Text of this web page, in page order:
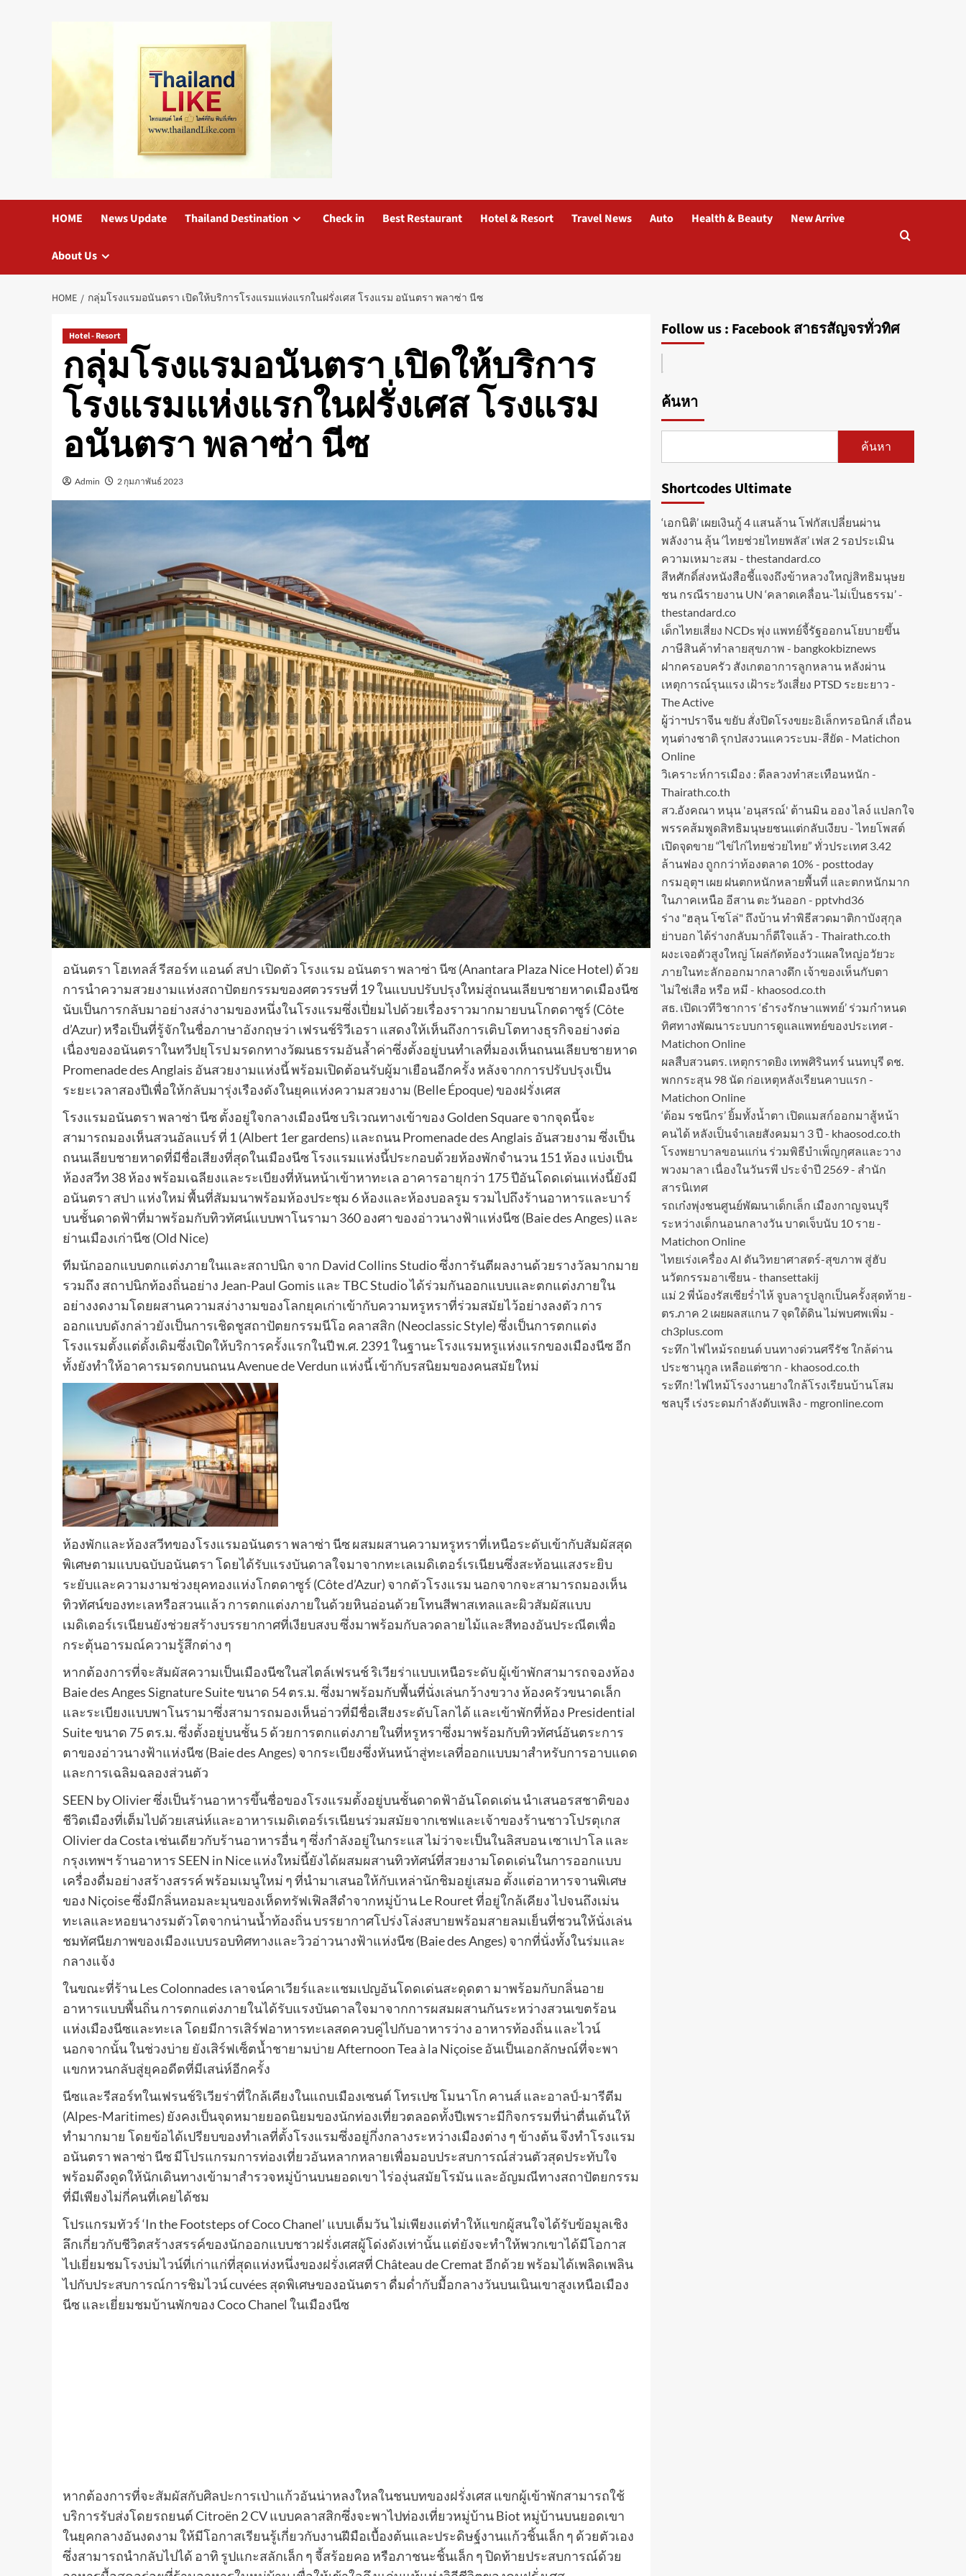
HOME News Update Thailand Destination Check in Best Restaurant Hotel & Resort Travel News Auto Health & Beauty New Arrive
About Us
HOME กลุ่มโรงแรมอนันตรา เปิดให้บริการโรงแรมแห่งแรกในฝรั่งเศส โรงแรม อนันตรา พลาซ่า นีซ
Hotel - Resort
กลุ่มโรงแรมอนันตรา เปิดให้บริการ
โรงแรมแห่งแรกในฝรั่งเศส โรงแรม
อนันตรา พลาซ่า นีซ
Admin 2 กุมภาพันธ์ 2023
อนันตรา โฮเทลส์ รีสอร์ท แอนด์ สปา เปิดตัวโรงแรม อนันตรา พลาซ่า นีซ(Anantara Plaza Nice Hotel) ด้วย
การนำความสวยงามแห่งสถาปัตยกรรมของศตวรรษที่ 19 ในแบบปรับปรุงใหม่สู่ถนนเลียบชายหาดเมืองนีซ
นับเป็นการกลับมาอย่างสง่างามของหนึ่งในโรงแรมซึ่งเปี่ยมไปด้วยเรื่องราวมากมายบนโกตดาซูร์ (Côte
d’Azur) หรือเป็นที่รู้จักในชื่อภาษาอังกฤษว่า เฟรนช์ริวีเอรา แสดงให้เห็นถึงการเติบโตทางธุรกิจอย่างต่อ
เนื่องของอนันตราในทวีปยุโรป มรดกทางวัฒนธรรมอันล้ำค่าซึ่งตั้งอยู่บนทำเลที่มองเห็นถนนเลียบชายหาด
Promenade des Anglais อันสวยงามแห่งนี้ พร้อมเปิดต้อนรับผู้มาเยือนอีกครั้ง หลังจากการปรับปรุงเป็น
ระยะเวลาสองปีเพื่อให้กลับมารุ่งเรืองดังในยุคแห่งความสวยงาม (Belle Époque) ของฝรั่งเศส
โรงแรมอนันตรา พลาซ่า นีซ ตั้งอยู่ใจกลางเมืองนีซ บริเวณทางเข้าของ Golden Square จากจุดนี้จะ
สามารถมองเห็นสวนอัลแบร์ ที่ 1 (Albert 1er gardens) และถนน Promenade des Anglais อันสวยงาม ซึ่งเป็น
ถนนเลียบชายหาดที่มีชื่อเสียงที่สุดในเมืองนีซ โรงแรมแห่งนี้ประกอบด้วยห้องพักจำนวน 151 ห้อง แบ่งเป็น
ห้องสวีท 38 ห้อง พร้อมเฉลียงและระเบียงที่หันหน้าเข้าหาทะเล อาคารอายุกว่า 175 ปีอันโดดเด่นแห่งนี้ยังมี
อนันตรา สปา แห่งใหม่ พื้นที่สัมมนาพร้อมห้องประชุม 6 ห้องและห้องบอลรูม รวมไปถึงร้านอาหารและบาร์
บนชั้นดาดฟ้าที่มาพร้อมกับทิวทัศน์แบบพาโนรามา 360 องศา ของอ่าวนางฟ้าแห่งนีซ (Baie des Anges) และ
ย่านเมืองเก่านีซ (Old Nice)
ทีมนักออกแบบตกแต่งภายในและสถาปนิก จาก David Collins Studio ซึ่งการันตีผลงานด้วยรางวัลมากมาย
รวมถึง สถาปนิกท้องถิ่นอย่าง Jean-Paul Gomis และ TBC Studio ได้ร่วมกันออกแบบและตกแต่งภายใน
อย่างงดงามโดยผสานความสง่างามของโลกยุคเก่าเข้ากับความหรูหราที่ร่วมสมัยไว้อย่างลงตัว การ
ออกแบบดังกล่าวยังเป็นการเชิดชูสถาปัตยกรรมนีโอ คลาสสิก (Neoclassic Style) ซึ่งเป็นการตกแต่ง
โรงแรมตั้งแต่ดั้งเดิมซึ่งเปิดให้บริการครั้งแรกในปี พ.ศ. 2391 ในฐานะโรงแรมหรูแห่งแรกของเมืองนีซ อีก
ทั้งยังทำให้อาคารมรดกบนถนน Avenue de Verdun แห่งนี้ เข้ากับรสนิยมของคนสมัยใหม่
ห้องพักและห้องสวีทของโรงแรมอนันตรา พลาซ่า นีซ ผสมผสานความหรูหราที่เหนือระดับเข้ากับสัมผัสสุด
พิเศษตามแบบฉบับอนันตรา โดยได้รับแรงบันดาลใจมาจากทะเลเมดิเตอร์เรเนียนซึ่งสะท้อนแสงระยิบ
ระยับและความงามช่วงยุคทองแห่งโกตดาซูร์ (Côte d’Azur) จากตัวโรงแรม นอกจากจะสามารถมองเห็น
ทิวทัศน์ของทะเลหรือสวนแล้ว การตกแต่งภายในด้วยหินอ่อนด้วยโทนสีพาสเทลและผิวสัมผัสแบบ
เมดิเตอร์เรเนียนยังช่วยสร้างบรรยากาศที่เงียบสงบ ซึ่งมาพร้อมกับลวดลายไม้และสีทองอันประณีตเพื่อ
กระตุ้นอารมณ์ความรู้สึกต่าง ๆ
หากต้องการที่จะสัมผัสความเป็นเมืองนีซในสไตล์เฟรนช์ ริเวียร่าแบบเหนือระดับ ผู้เข้าพักสามารถจองห้อง
Baie des Anges Signature Suite ขนาด 54 ตร.ม. ซึ่งมาพร้อมกับพื้นที่นั่งเล่นกว้างขวาง ห้องครัวขนาดเล็ก
และระเบียงแบบพาโนรามาซึ่งสามารถมองเห็นอ่าวที่มีชื่อเสียงระดับโลกได้ และเข้าพักที่ห้อง Presidential
Suite ขนาด 75 ตร.ม. ซึ่งตั้งอยู่บนชั้น 5 ด้วยการตกแต่งภายในที่หรูหราซึ่งมาพร้อมกับทิวทัศน์อันตระการ
ตาของอ่าวนางฟ้าแห่งนีซ (Baie des Anges) จากระเบียงซึ่งหันหน้าสู่ทะเลที่ออกแบบมาสำหรับการอาบแดด
และการเฉลิมฉลองส่วนตัว
SEEN by Olivier ซึ่งเป็นร้านอาหารขึ้นชื่อของโรงแรมตั้งอยู่บนชั้นดาดฟ้าอันโดดเด่น นำเสนอรสชาติของ
ชีวิตเมืองที่เต็มไปด้วยเสน่ห์และอาหารเมดิเตอร์เรเนียนร่วมสมัยจากเชฟและเจ้าของร้านชาวโปรตุเกส
Olivier da Costa เช่นเดียวกับร้านอาหารอื่น ๆ ซึ่งกำลังอยู่ในกระแส ไม่ว่าจะเป็นในลิสบอน เซาเปาโล และ
กรุงเทพฯ ร้านอาหาร SEEN in Nice แห่งใหม่นี้ยังได้ผสมผสานทิวทัศน์ที่สวยงามโดดเด่นในการออกแบบ
เครื่องดื่มอย่างสร้างสรรค์ พร้อมเมนูใหม่ ๆ ที่นำมาเสนอให้กับเหล่านักชิมอยู่เสมอ ตั้งแต่อาหารจานพิเศษ
ของ Niçoise ซึ่งมีกลิ่นหอมละมุนของเห็ดทรัฟเฟิลสีดำจากหมู่บ้าน Le Rouret ที่อยู่ใกล้เคียง ไปจนถึงเม่น
ทะเลและหอยนางรมตัวโตจากน่านน้ำท้องถิ่น บรรยากาศโปร่งโล่งสบายพร้อมสายลมเย็นที่ชวนให้นั่งเล่น
ชมทัศนียภาพของเมืองแบบรอบทิศทางและวิวอ่าวนางฟ้าแห่งนีซ (Baie des Anges) จากที่นั่งทั้งในร่มและ
กลางแจ้ง
ในขณะที่ร้าน Les Colonnades เลาจน์คาเวียร์และแชมเปญอันโดดเด่นสะดุดตา มาพร้อมกับกลิ่นอาย
อาหารแบบพื้นถิ่น การตกแต่งภายในได้รับแรงบันดาลใจมาจากการผสมผสานกันระหว่างสวนเขตร้อน
แห่งเมืองนีซและทะเล โดยมีการเสิร์ฟอาหารทะเลสดควบคู่ไปกับอาหารว่าง อาหารท้องถิ่น และไวน์
นอกจากนั้น ในช่วงบ่าย ยังเสิร์ฟเซ็ตน้ำชายามบ่าย Afternoon Tea à la Niçoise อันเป็นเอกลักษณ์ที่จะพา
แขกหวนกลับสู่ยุคอดีตที่มีเสน่ห์อีกครั้ง
นีซและรีสอร์ทในเฟรนช์ริเวียร่าที่ใกล้เคียงในแถบเมืองเซนต์ โทรเปซ โมนาโก คานส์ และอาลป์-มารีตีม
(Alpes-Maritimes) ยังคงเป็นจุดหมายยอดนิยมของนักท่องเที่ยวตลอดทั้งปีเพราะมีกิจกรรมที่น่าตื่นเต้นให้
ทำมากมาย โดยข้อได้เปรียบของทำเลที่ตั้งโรงแรมซึ่งอยู่กึ่งกลางระหว่างเมืองต่าง ๆ ข้างต้น จึงทำโรงแรม
อนันตรา พลาซ่า นีซ มีโปรแกรมการท่องเที่ยวอันหลากหลายเพื่อมอบประสบการณ์ส่วนตัวสุดประทับใจ
พร้อมดึงดูดให้นักเดินทางเข้ามาสำรวจหมู่บ้านบนยอดเขา ไร่องุ่นสมัยโรมัน และอัญมณีทางสถาปัตยกรรม
ที่มีเพียงไม่กี่คนที่เคยได้ชม
โปรแกรมทัวร์ ‘In the Footsteps of Coco Chanel’ แบบเต็มวัน ไม่เพียงแต่ทำให้แขกผู้สนใจได้รับข้อมูลเชิง
ลึกเกี่ยวกับชีวิตสร้างสรรค์ของนักออกแบบชาวฝรั่งเศสผู้โด่งดังเท่านั้น แต่ยังจะทำให้พวกเขาได้มีโอกาส
ไปเยี่ยมชมโรงบ่มไวน์ที่เก่าแก่ที่สุดแห่งหนึ่งของฝรั่งเศสที่ Château de Cremat อีกด้วย พร้อมได้เพลิดเพลิน
ไปกับประสบการณ์การชิมไวน์ cuvées สุดพิเศษของอนันตรา ดื่มด่ำกับมื้อกลางวันบนเนินเขาสูงเหนือเมือง
นีซ และเยี่ยมชมบ้านพักของ Coco Chanel ในเมืองนีซ
หากต้องการที่จะสัมผัสกับศิลปะการเป่าแก้วอันน่าหลงใหลในชนบทของฝรั่งเศส แขกผู้เข้าพักสามารถใช้
บริการรับส่งโดยรถยนต์ Citroën 2 CV แบบคลาสสิกซึ่งจะพาไปท่องเที่ยวหมู่บ้าน Biot หมู่บ้านบนยอดเขา
ในยุคกลางอันงดงาม ให้มีโอกาสเรียนรู้เกี่ยวกับงานฝีมือเบื้องต้นและประดิษฐ์งานแก้วชิ้นเล็ก ๆ ด้วยตัวเอง
ซึ่งสามารถนำกลับไปได้ อาทิ รูปแกะสลักเล็ก ๆ จี้สร้อยคอ หรือภาชนะชิ้นเล็ก ๆ ปิดท้ายประสบการณ์ด้วย
Follow us : Facebook สาธรสัญจรทั่วทิศ
ค้นหา
ค้นหา
Shortcodes Ultimate
‘เอกนิติ’ เผยเงินกู้ 4 แสนล้าน โฟกัสเปลี่ยนผ่าน
พลังงาน ลุ้น ‘ไทยช่วยไทยพลัส’ เฟส 2 รอประเมิน
ความเหมาะสม - thestandard.co
สีหศักดิ์ส่งหนังสือชี้แจงถึงข้าหลวงใหญ่สิทธิมนุษย
ชน กรณีรายงาน UN ‘คลาดเคลื่อน-ไม่เป็นธรรม’ -
thestandard.co
เด็กไทยเสี่ยง NCDs พุ่ง แพทย์จี้รัฐออกนโยบายขึ้น
ภาษีสินค้าทำลายสุขภาพ - bangkokbiznews
ฝากครอบครัว สังเกตอาการลูกหลาน หลังผ่าน
เหตุการณ์รุนแรง เฝ้าระวังเสี่ยง PTSD ระยะยาว -
The Active
ผู้ว่าฯปราจีน ขยับ สั่งปิดโรงขยะอิเล็กทรอนิกส์ เถื่อน
ทุนต่างชาติ รุกป่สงวนแควระบม-สียัด - Matichon
Online
วิเคราะห์การเมือง : ดีลลวงทำสะเทือนหนัก -
Thairath.co.th
สว.อังคณา หนุน 'อนุสรณ์' ต้านมิน ออง ไลง์ แปลกใจ
พรรคส้มพูดสิทธิมนุษยชนแต่กลับเงียบ - ไทยโพสต์
เปิดจุดขาย “ไข่ไก่ไทยช่วยไทย” ทั่วประเทศ 3.42
ล้านฟอง ถูกกว่าท้องตลาด 10% - posttoday
กรมอุตุฯ เผย ฝนตกหนักหลายพื้นที่ และตกหนักมาก
ในภาคเหนือ อีสาน ตะวันออก - pptvhd36
ร่าง "ฮลุน โซโล่" ถึงบ้าน ทำพิธีสวดมาติกาบังสุกุล
ย่าบอก ได้ร่างกลับมาก็ดีใจแล้ว - Thairath.co.th
ผงะเจอตัวสูงใหญ่ โผล่กัดท้องวัวแผลใหญ่อวัยวะ
ภายในทะลักออกมากลางดึก เจ้าของเห็นกับตา
ไม่ใช่เสือ หรือ หมี - khaosod.co.th
สธ. เปิดเวทีวิชาการ ‘ธำรงรักษาแพทย์’ ร่วมกำหนด
ทิศทางพัฒนาระบบการดูแลแพทย์ของประเทศ -
Matichon Online
ผลสืบสวนตร. เหตุกราดยิง เทพศิรินทร์ นนทบุรี ดช.
พกกระสุน 98 นัด ก่อเหตุหลังเรียนคาบแรก -
Matichon Online
‘ต้อม รชนีกร’ ยิ้มทั้งน้ำตา เปิดแมสก์ออกมาสู้หน้า
คนได้ หลังเป็นจำเลยสังคมมา 3 ปี - khaosod.co.th
โรงพยาบาลขอนแก่น ร่วมพิธีบำเพ็ญกุศลและวาง
พวงมาลา เนื่องในวันรพี ประจำปี 2569 - สำนัก
สารนิเทศ
รถเก๋งพุ่งชนศูนย์พัฒนาเด็กเล็ก เมืองกาญจนบุรี
ระหว่างเด็กนอนกลางวัน บาดเจ็บนับ 10 ราย -
Matichon Online
ไทยเร่งเครื่อง AI ดันวิทยาศาสตร์-สุขภาพ สู่ฮับ
นวัตกรรมอาเซียน - thansettakij
แม่ 2 พี่น้องรัสเซียร่ำไห้ จูบลารูปลูกเป็นครั้งสุดท้าย -
ตร.ภาค 2 เผยผลสแกน 7 จุดใต้ดิน ไม่พบศพเพิ่ม -
ch3plus.com
ระทึก ไฟไหม้รถยนต์ บนทางด่วนศรีรัช ใกล้ด่าน
ประชานุกูล เหลือแต่ซาก - khaosod.co.th
ระทึก! ไฟไหม้โรงงานยางใกล้โรงเรียนบ้านโสม
ชลบุรี เร่งระดมกำลังดับเพลิง - mgronline.com